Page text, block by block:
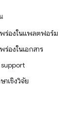
ร่องในแพลตฟอร์ม
ร่องในเอกสาร
าเชิงวิจัย